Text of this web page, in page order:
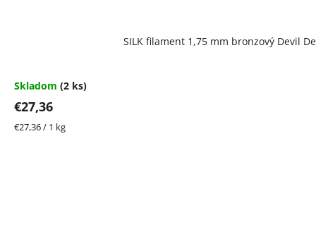
SILK filament 1,75 mm bronzový Devil
Skladom (2 ks)
€27,36
Jednotková
€27,36 / 1 kg